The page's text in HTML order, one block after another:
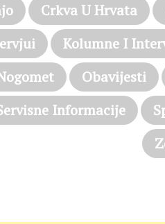
Crkva U Hrvata
Kolumne I
Obavijesti
Informacije